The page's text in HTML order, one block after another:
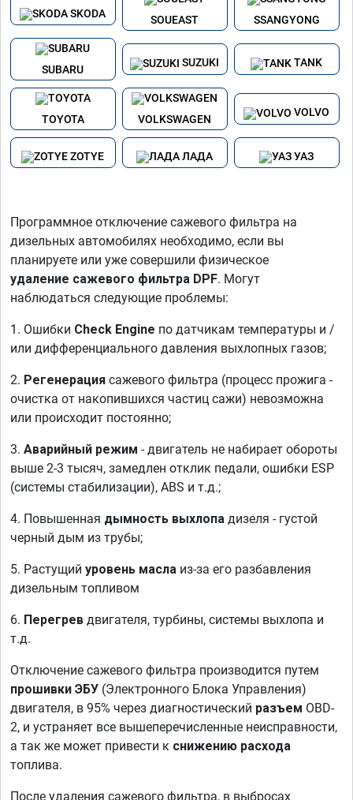
SKODA
SOUEAST SSANGYONG
SUBARU
SUZUKI TANK
TOYOTA VOLKSWAGEN
VOLVO
ZOTYE ЛАДА УАЗ
Программное отключение сажевого фильтра на
дизельных автомобилях необходимо, если вы
планируете или уже совершили физическое
удаление сажевого фильтра DPF. Могут
наблюдаться следующие проблемы:
1. Ошибки Check Engine по датчикам температуры и /
или дифференциального давления выхлопных газов;
2. Регенерация сажевого фильтра (процесс прожига -
очистка от накопившихся частиц сажи) невозможна
или происходит постоянно;
3. Аварийный режим - двигатель не набирает обороты
выше 2-3 тысяч, замедлен отклик педали, ошибки ESP
(системы стабилизации), ABS и т.д.;
4. Повышенная дымность выхлопа дизеля - густой
черный дым из трубы;
5. Растущий уровень масла из-за его разбавления
дизельным топливом
6. Перегрев двигателя, турбины, системы выхлопа и
т.д.
Отключение сажевого фильтра производится путем
прошивки ЭБУ (Электронного Блока Управления)
двигателя, в 95% через диагностический разъем OBD-
2, и устраняет все вышеперечисленные неисправности,
а так же может привести к снижению расхода
топлива.
После удаления сажевого фильтра, в выбросах